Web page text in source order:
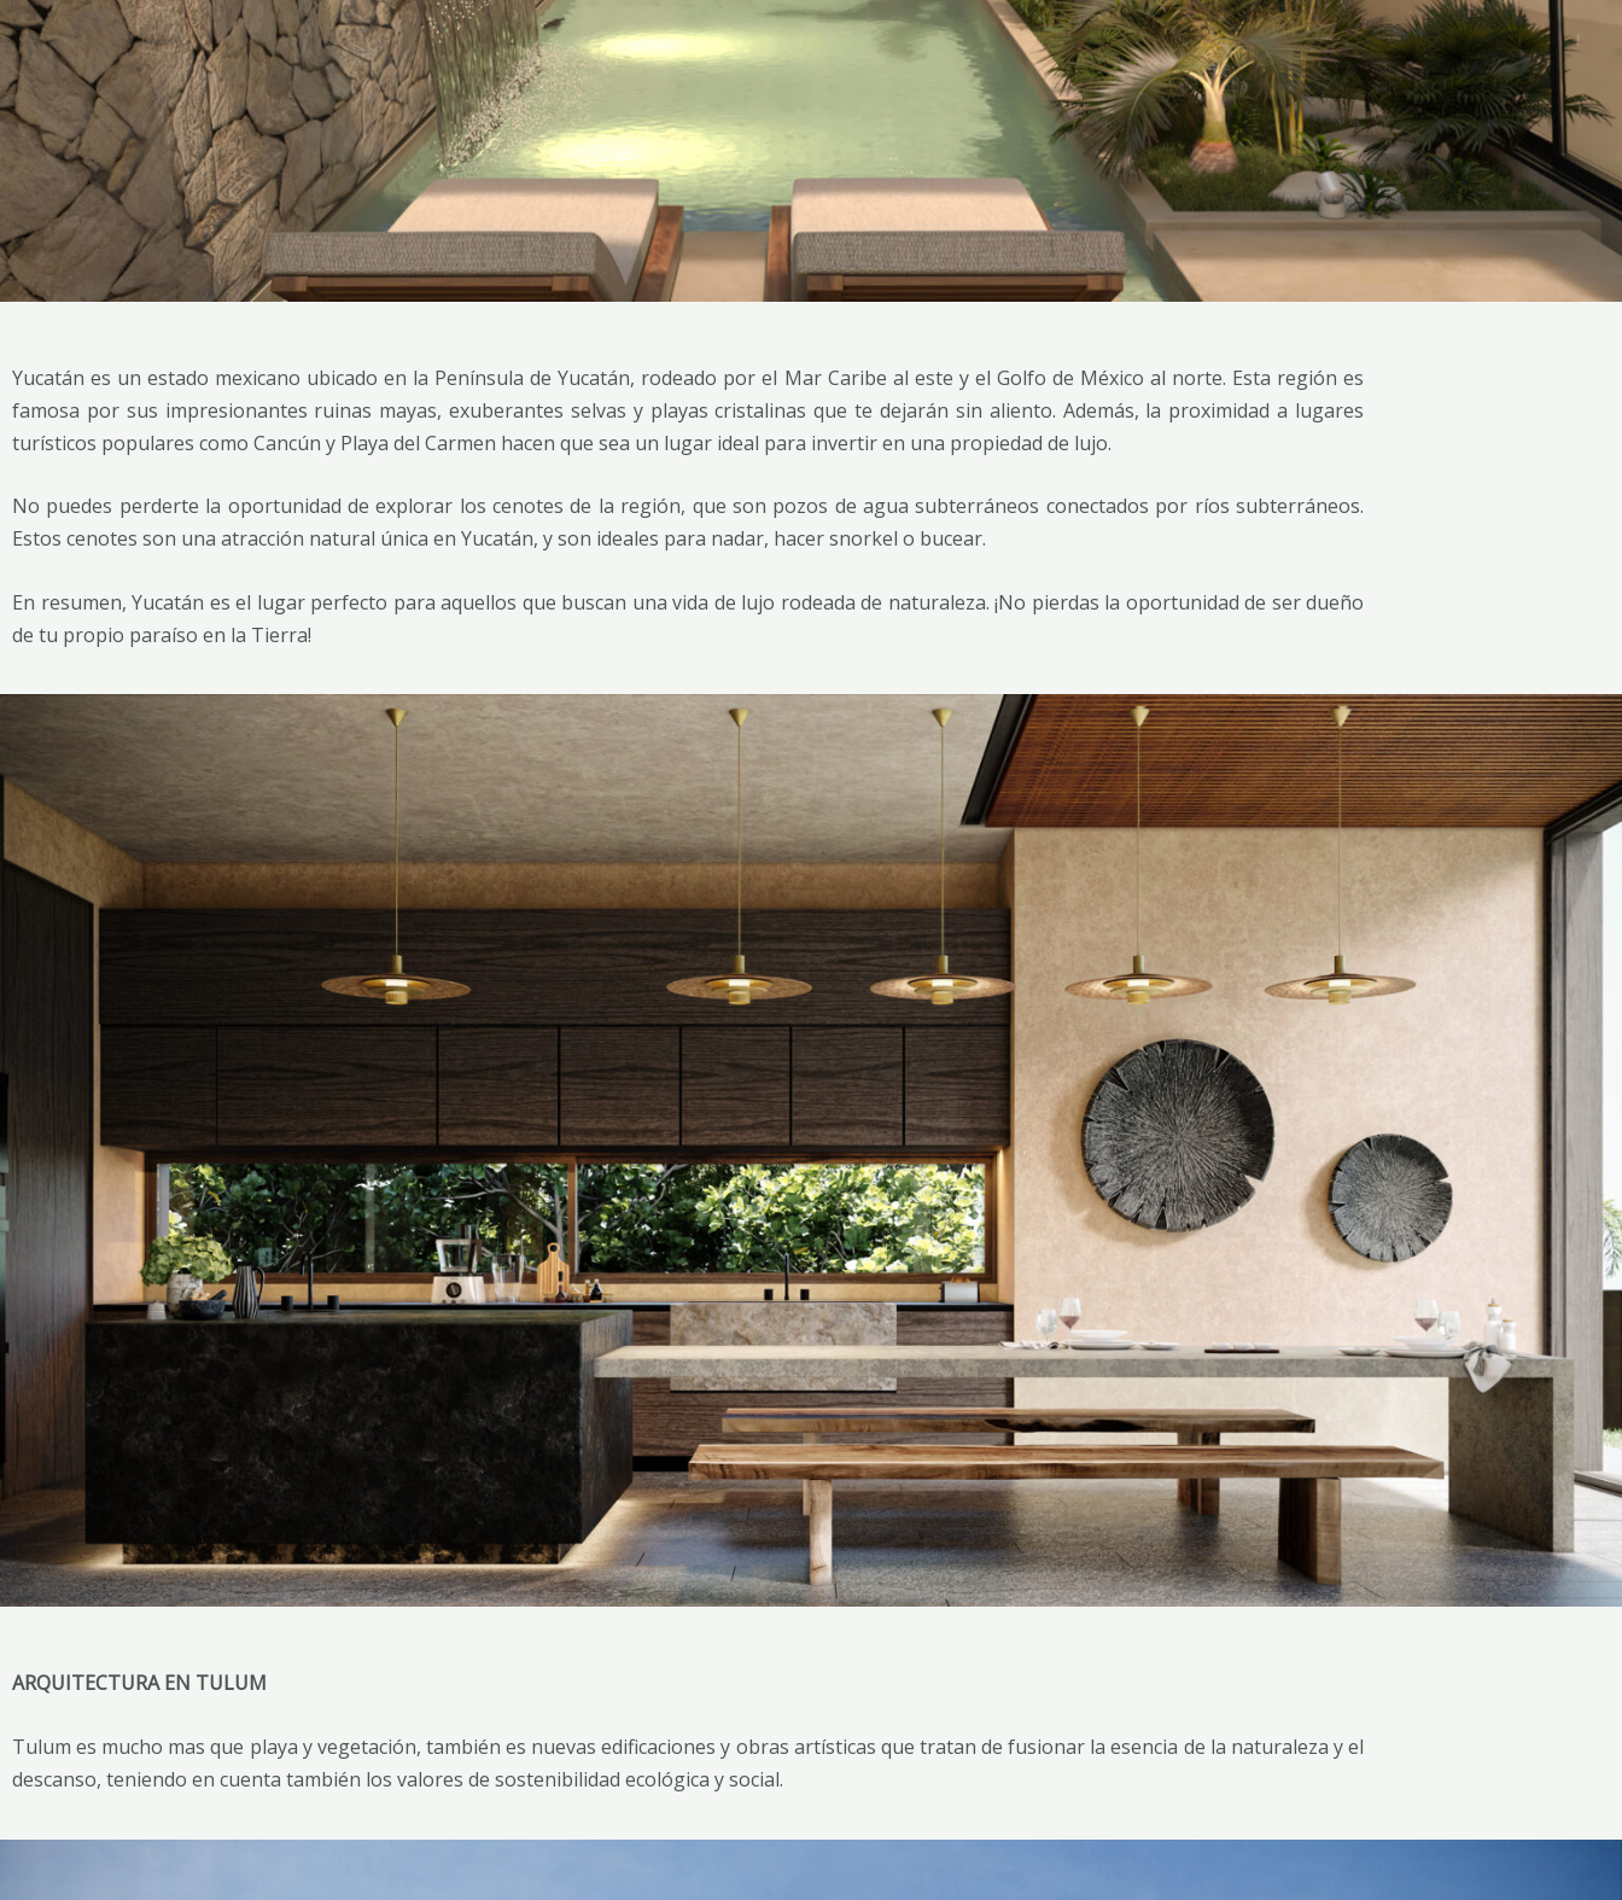
Yucatán es un estado mexicano ubicado en la Península de Yucatán, rodeado por el Mar Caribe al este y el Golfo de México al norte. Esta región es
famosa por sus impresionantes ruinas mayas, exuberantes selvas y playas cristalinas que te dejarán sin aliento. Además, la proximidad a lugares
turísticos populares como Cancún y Playa del Carmen hacen que sea un lugar ideal para invertir en una propiedad de lujo.
No puedes perderte la oportunidad de explorar los cenotes de la región, que son pozos de agua subterráneos conectados por ríos subterráneos.
Estos cenotes son una atracción natural única en Yucatán, y son ideales para nadar, hacer snorkel o bucear.
En resumen, Yucatán es el lugar perfecto para aquellos que buscan una vida de lujo rodeada de naturaleza. ¡No pierdas la oportunidad de ser dueño
de tu propio paraíso en la Tierra!
ARQUITECTURA EN TULUM
Tulum es mucho mas que playa y vegetación, también es nuevas edificaciones y obras artísticas que tratan de fusionar la esencia de la naturaleza y el
descanso, teniendo en cuenta también los valores de sostenibilidad ecológica y social.